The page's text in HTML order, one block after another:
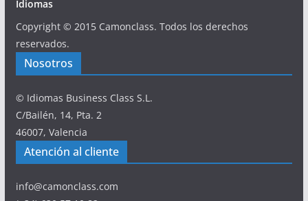
Idiomas
Copyright © 2015 Camonclass. Todos los derechos
reservados.
Nosotros
© Idiomas Business Class S.L.
C/Bailén, 14, Pta. 2
46007, Valencia
Atención al cliente
info@camonclass.com